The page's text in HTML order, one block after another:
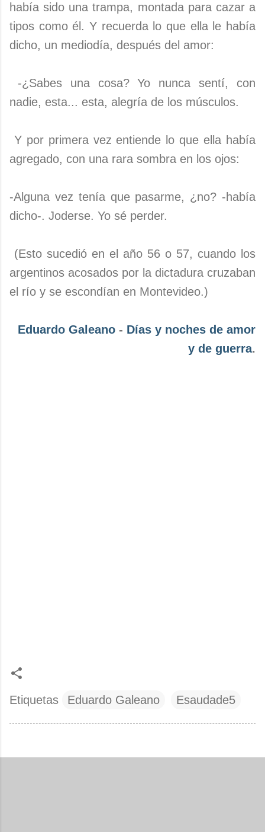
había sido una trampa, montada para cazar a
tipos como él. Y recuerda lo que ella le había
dicho, un mediodía, después del amor:
-¿Sabes una cosa? Yo nunca sentí, con
nadie, esta... esta, alegría de los músculos.
Y por primera vez entiende lo que ella había
agregado, con una rara sombra en los ojos:
-Alguna vez tenía que pasarme, ¿no? -había
dicho-. Joderse. Yo sé perder.
(Esto sucedió en el año 56 o 57, cuando los
argentinos acosados por la dictadura cruzaban
el río y se escondían en Montevideo.)
Eduardo Galeano - Días y noches de amor
y de guerra.
Etiquetas Eduardo Galeano Esaudade5